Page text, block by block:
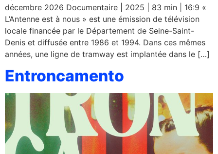
décembre 2026 Documentaire | 2025 | 83 min | 16:9 «
L’Antenne est à nous » est une émission de télévision
locale financée par le Département de Seine-Saint-
Denis et diffusée entre 1986 et 1994. Dans ces mêmes
années, une ligne de tramway est implantée dans le […]
Entroncamento